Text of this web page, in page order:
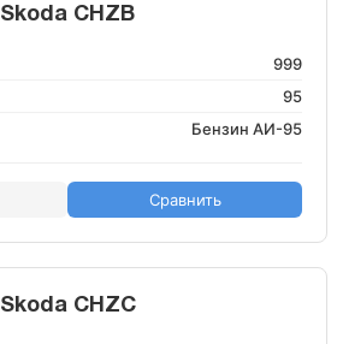
Skoda CHZB
999
95
Бензин АИ-95
Сравнить
Skoda CHZC